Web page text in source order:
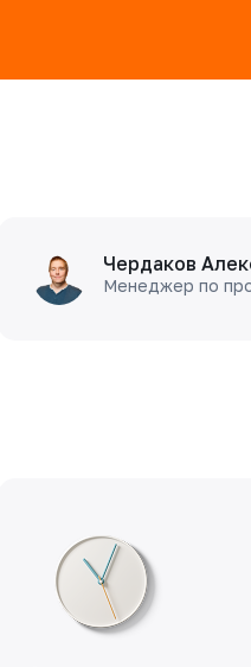
Чердаков
Менеджер по